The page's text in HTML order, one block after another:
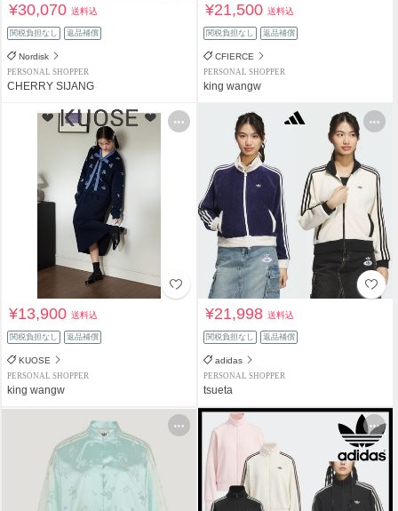
¥30,070送料込
関税負担なし 返品補償
Nordisk
PERSONAL SHOPPER
CHERRY SIJANG
¥21,500送料込
関税負担なし 返品補償
CFIERCE
PERSONAL SHOPPER
king wangw
¥13,900送料込
関税負担なし 返品補償
KUOSE
PERSONAL SHOPPER
king wangw
¥21,998送料込
関税負担なし 返品補償
adidas
PERSONAL SHOPPER
tsueta